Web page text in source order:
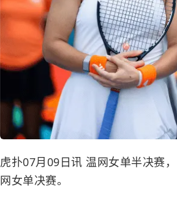
虎扑07月09日讯 温网女单半决赛
网女单决赛。